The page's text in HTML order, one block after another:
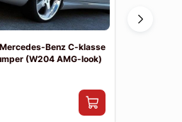
Benz C-klasse
(W204 AMG-look)